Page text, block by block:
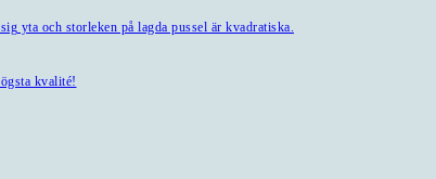
yta och storleken på lagda pussel är kvadratiska.
kvalité!